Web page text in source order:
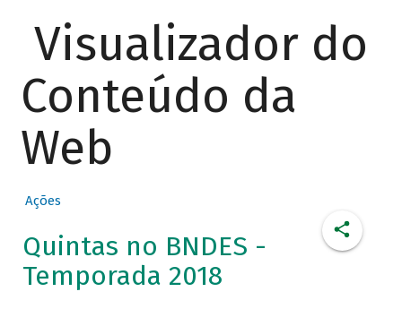
Visualizador do
Conteúdo da
Web
Ações
Quintas no BNDES -
Temporada 2018